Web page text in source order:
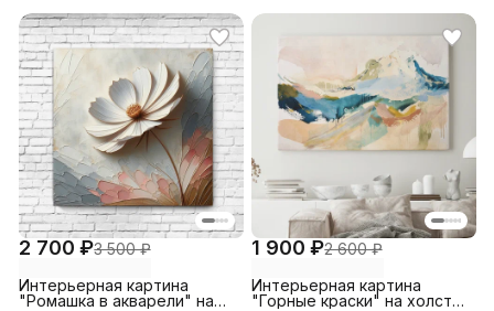
размер каждого модуля
2 700 ₽3 500 ₽
Интерьерная картина
"Ромашка в акварели" на
1 900 ₽2 600 ₽
Интерьерная картина
"Горные краски" на холсте,